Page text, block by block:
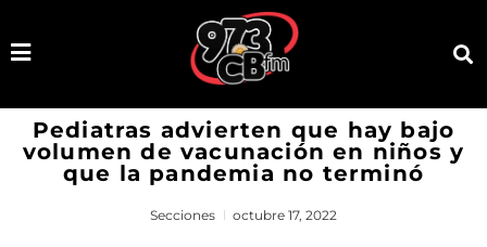
Pediatras advierten que hay bajo
volumen de vacunación en niños y
que la pandemia no terminó
Secciones octubre 17, 2022